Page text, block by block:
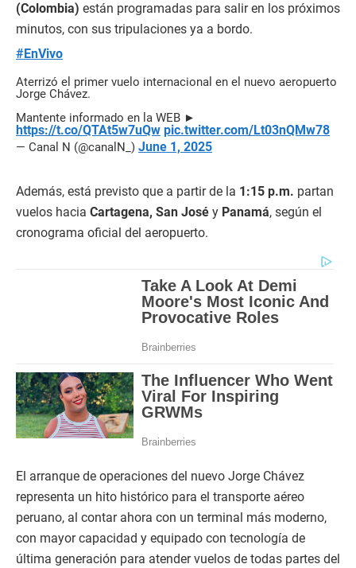
(Colombia) están programadas para salir en los próximos
minutos, con sus tripulaciones ya a bordo.
#EnVivo
Aterrizó el primer vuelo internacional en el nuevo aeropuerto
Jorge Chávez.
Mantente informado en la WEB ►
https://t.co/QTAt5w7uQw pic.twitter.com/Lt03nQMw78
— Canal N (@canalN_) June 1, 2025
Además, está previsto que a partir de la 1:15 p.m. partan
vuelos hacia Cartagena, San José y Panamá, según el
cronograma oficial del aeropuerto.
El arranque de operaciones del nuevo Jorge Chávez
representa un hito histórico para el transporte aéreo
peruano, al contar ahora con un terminal más moderno,
con mayor capacidad y equipado con tecnología de
última generación para atender vuelos de todas partes del